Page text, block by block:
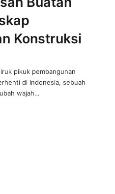
Konstruksi
pikuk pembangunan
di Indonesia, sebuah
wajah…